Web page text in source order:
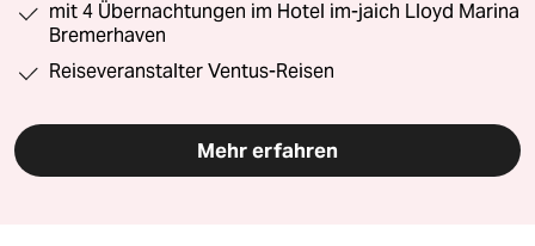
mit 4 Übernachtungen im Hotel im-jaich Lloyd Marina
Bremerhaven
Reiseveranstalter Ventus-Reisen
Mehr erfahren